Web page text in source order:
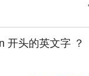
开头的英文字 ？